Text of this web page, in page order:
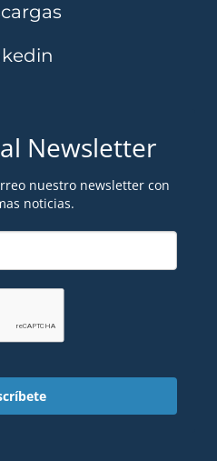
Newsletter
nuestro newsletter con
noticias.